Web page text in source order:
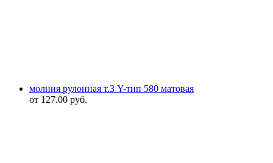
молния рулонная т.3 Y-тип 580 матовая
от 127.00 руб.